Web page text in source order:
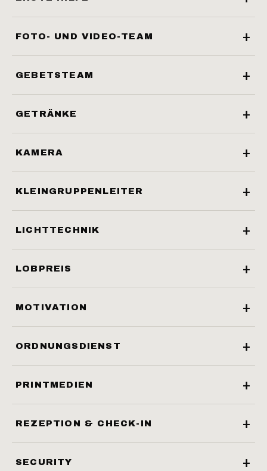
FOTO- UND VIDEO-TEAM
GEBETSTEAM
GETRÄNKE
KAMERA
KLEINGRUPPENLEITER
LICHTTECHNIK
LOBPREIS
MOTIVATION
ORDNUNGSDIENST
PRINTMEDIEN
REZEPTION & CHECK-IN
SECURITY